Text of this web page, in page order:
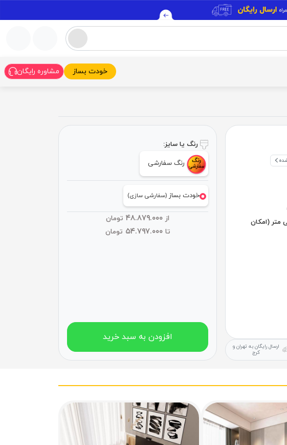
خودت بساز مشاوره رایگان
- ارتفاع 78 سانتی متر (امکان
ارسال رایگان به تهران و
کرج
رنگ یا سایز:
رنگ سفارشی
خودت بساز(سفارشی سازی)
از
تومان
تا ۵۴.۷۹۷.۰۰۰ تومان
افزودن به سبد خرید